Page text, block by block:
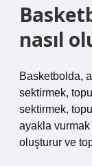
nasıl
Basketbolda,
sektirmek,
sektirmek,
ayakla
oluşturur ve